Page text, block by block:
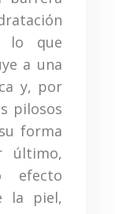
lo que
a una
y, por
pilosos
forma
último,
efecto
la piel,